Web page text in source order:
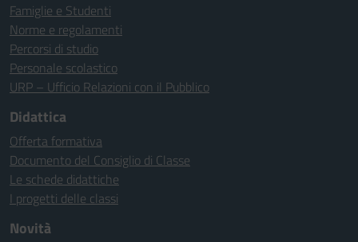
Famiglie e Studenti
Norme e regolamenti
Percorsi di studio
Personale scolastico
URP – Ufficio Relazioni con il Pubblico
Didattica
Offerta formativa
Documento del Consiglio di Classe
Le schede didattiche
I progetti delle classi
Novità